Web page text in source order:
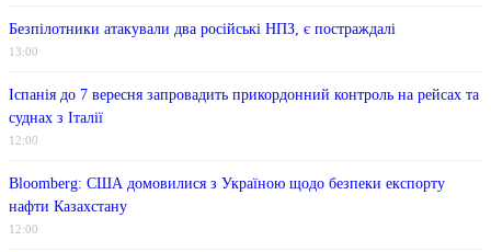
Безпілотники атакували два російські НПЗ, є постраждалі
13:00
Іспанія до 7 вересня запровадить прикордонний контроль на рейсах та
суднах з Італії
12:00
Bloomberg: США домовилися з Україною щодо безпеки експорту
нафти Казахстану
12:00